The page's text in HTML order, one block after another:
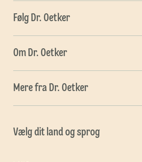
Følg Dr. Oetker
Om Dr. Oetker
Mere fra Dr. Oetker
Vælg dit land og sprog